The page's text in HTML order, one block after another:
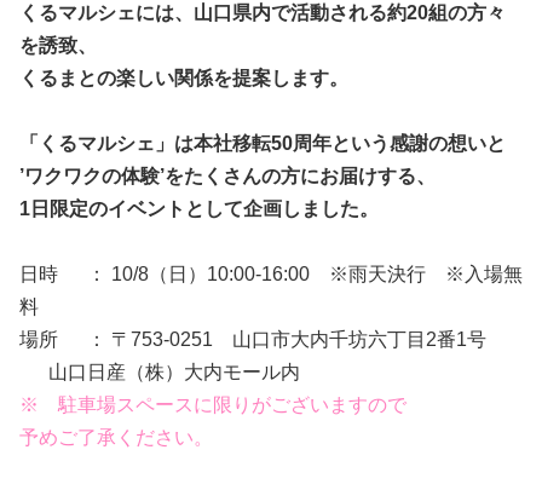
くるマルシェには、山口県内で活動される約20組の方々
を誘致、
くるまとの楽しい関係を提案します。
「くるマルシェ」は本社移転50周年という感謝の想いと
’ワクワクの体験’をたくさんの方にお届けする、
1日限定のイベントとして企画しました。
日時 ： 10/8（日）10:00-16:00 ※雨天決行 ※入場無
料
場所 ： 〒753-0251 山口市大内千坊六丁目2番1号
山口日産（株）大内モール内
※ 駐車場スペースに限りがございますので
予めご了承ください。